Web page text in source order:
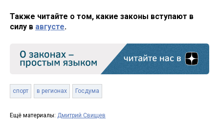
Также читайте о том, какие законы вступают в
силу в августе.
спорт в регионах Госдума
Ещё материалы: Дмитрий Свищев